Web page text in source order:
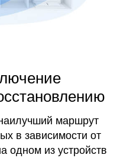
маршрут
в зависимости от
одном из устройств